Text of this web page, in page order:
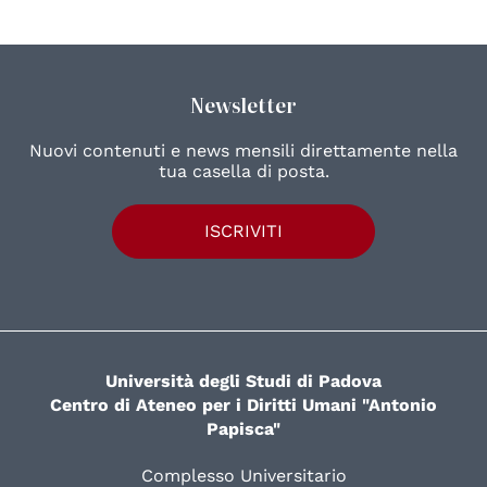
Newsletter
Nuovi contenuti e news mensili direttamente nella
tua casella di posta.
ISCRIVITI
Università degli Studi di Padova
Centro di Ateneo per i Diritti Umani "Antonio
Papisca"
Complesso Universitario